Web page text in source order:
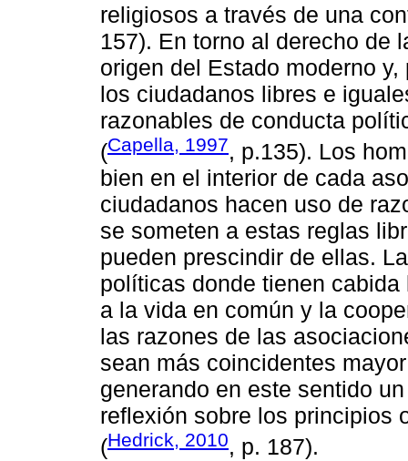
religiosos a través de una
157). En torno al derecho de
origen del Estado moderno
los ciudadanos libres e
razonables de conducta
(Capella, 1997, p.135). Los
bien en el interior de cada
ciudadanos hacen uso de
se someten a estas reglas
pueden prescindir de ellas.
políticas donde tienen
a la vida en común y la
las razones de las
sean más coincidentes
generando en este sentido
reflexión sobre los principios
(Hedrick, 2010, p. 187).